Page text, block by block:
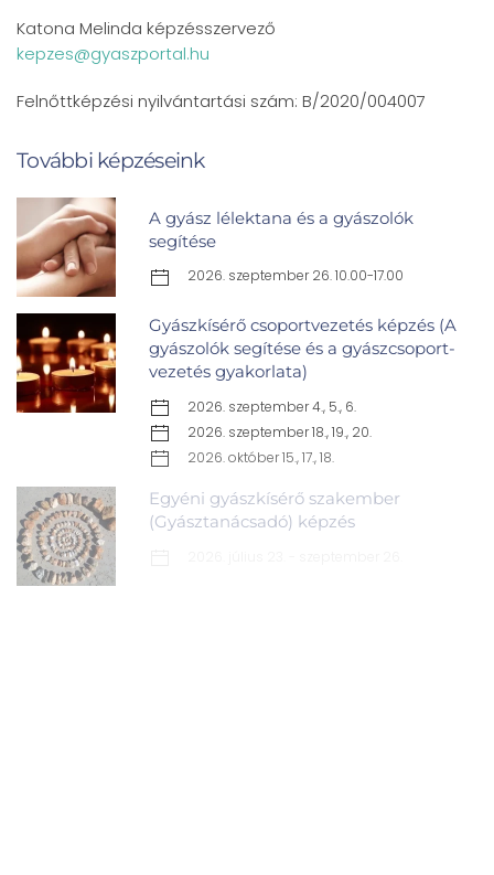
Katona Melinda képzésszervező
kepzes@gyaszportal.hu
Felnőttképzési nyilvántartási szám: B/2020/004007
További képzéseink
A gyász lélektana és a gyászolók
segítése
2026. szeptember 26. 10.00-17.00
Gyászkísérő csoportvezetés képzés (A
gyászolók segítése és a gyászcsoport-
vezetés gyakorlata)
2026. szeptember 4., 5., 6.
2026. szeptember 18., 19., 20.
2026. október 15., 17., 18.
Egyéni gyászkísérő szakember
(Gyásztanácsadó) képzés